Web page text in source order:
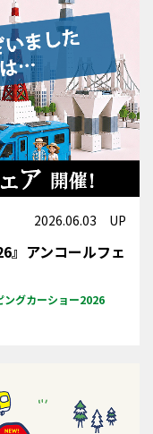
2026.06.03 UP
』アンコールフェ
ングカーショー2026